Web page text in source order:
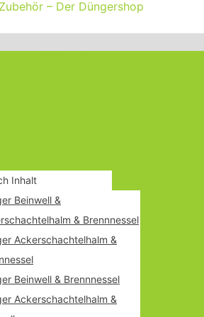
– Der Düngershop
Inhalt
Beinwell &
& Brennnessel
Ackerschachtelhalm &
Beinwell & Brennnessel
Ackerschachtelhalm &